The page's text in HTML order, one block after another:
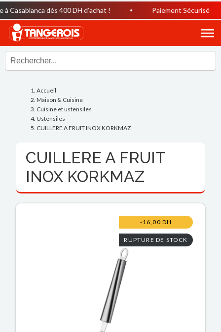
dès 400 DH d’achat ! Paiement Sécurisé
Accueil
Maison & Cuisine
Cuisine et ustensiles
Ustensiles
CUILLERE A FRUIT INOX KORKMAZ
CUILLERE A FRUIT
INOX KORKMAZ
-16,00 DH
RUPTURE DE STOCK